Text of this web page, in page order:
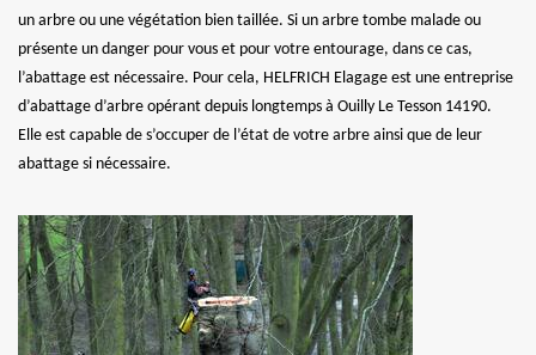
un arbre ou une végétation bien taillée. Si un arbre tombe malade ou
présente un danger pour vous et pour votre entourage, dans ce cas,
l’abattage est nécessaire. Pour cela, HELFRICH Elagage est une entreprise
d’abattage d’arbre opérant depuis longtemps à Ouilly Le Tesson 14190.
Elle est capable de s’occuper de l’état de votre arbre ainsi que de leur
abattage si nécessaire.